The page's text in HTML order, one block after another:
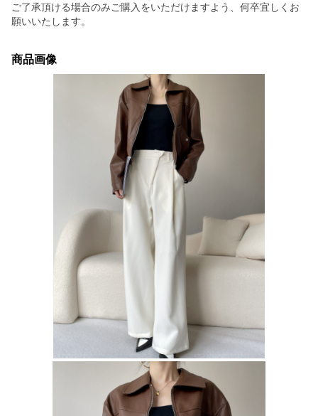
ご了承頂ける場合のみご購入をいただけますよう、何卒宜しくお
願いいたします。
商品画像